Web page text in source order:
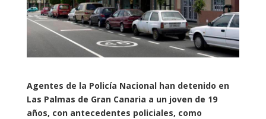
Agentes de la Policía Nacional han detenido en
Las Palmas de Gran Canaria a un joven de 19
años, con antecedentes policiales, como